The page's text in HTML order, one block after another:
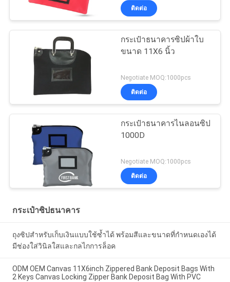
ติดต่อ
กระเป๋าธนาคารซิปผ้าใบ
ขนาด 11X6 นิ้ว
Negotiate MOQ:1000pcs
ติดต่อ
กระเป๋าธนาคารไนลอนซิป
1000D
Negotiate MOQ:1000pcs
ติดต่อ
กระเป๋าซิปธนาคาร
ถุงซิปสำหรับเก็บเงินแบบใช้ซ้ำได้ พร้อมสีและขนาดที่กำหนดเองได้
มีช่องใส่วินิลใสและกลไกการล็อค
ODM OEM Canvas 11X6inch Zippered Bank Deposit Bags With
2 Keys Canvas Locking Zipper Bank Deposit Bag With PVC